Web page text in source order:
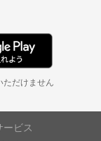
ただけません
ービス